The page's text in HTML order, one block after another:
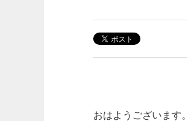
おはようございます。